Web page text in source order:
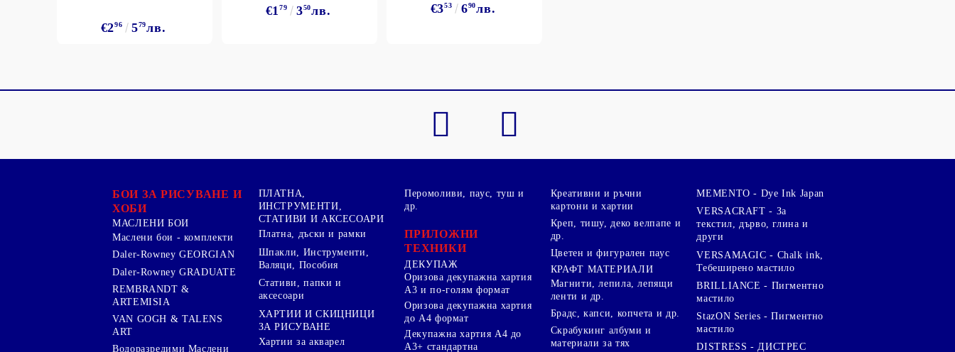
€296 579лв.
€179 350лв. €353 690лв.
БОИ ЗА РИСУВАНЕ И
ХОБИ
МАСЛЕНИ БОИ
Маслени бои - комплекти
Daler-Rowney GEORGIAN
Daler-Rowney GRADUATE
REMBRANDT &
ARTEMISIA
VAN GOGH & TALENS
ART
Водоразредими Маслени
ПЛАТНА,
ИНСТРУМЕНТИ,
СТАТИВИ И АКСЕСОАРИ
Платна, дъски и рамки
Шпакли, Инструменти,
Валяци, Пособия
Стативи, папки и
аксесоари
ХАРТИИ И СКИЦНИЦИ
ЗА РИСУВАНЕ
Хартии за акварел
Перомоливи, паус, туш и
др.
ПРИЛОЖНИ
ТЕХНИКИ
ДЕКУПАЖ
Оризова декупажна хартия
А3 и по-голям формат
Оризова декупажна хартия
до А4 формат
Декупажна хартия А4 до
А3+ стандартна
Креативни и ръчни
картони и хартии
Креп, тишу, деко велпапе и
др.
Цветен и фигурален паус
КРАФТ МАТЕРИАЛИ
Магнити, лепила, лепящи
ленти и др.
Брадс, капси, копчета и др.
Скрабукинг албуми и
материали за тях
MEMENTO - Dye Ink Japan
VERSACRAFT - За
текстил, дърво, глина и
други
VERSAMAGIC - Chalk ink,
Тебеширено мастило
BRILLIANCE - Пигментно
мастило
StazON Series - Пигментно
мастило
DISTRESS - ДИСТРЕС